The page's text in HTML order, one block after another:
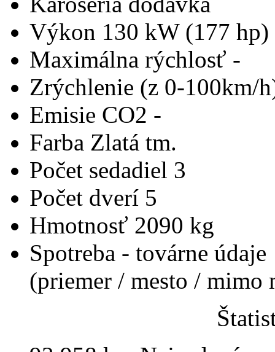
Výkon 130 kW (177 hp)
Maximálna rýchlosť -
Zrýchlenie (z 0-100km/
Emisie CO2 -
Farba Zlatá tm.
Počet sedadiel 3
Počet dverí 5
Hmotnosť 2090 kg
Spotreba - továrne údaje
(priemer / mesto / mimo